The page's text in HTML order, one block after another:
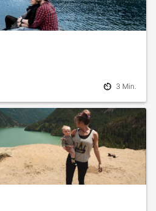
3 Min.